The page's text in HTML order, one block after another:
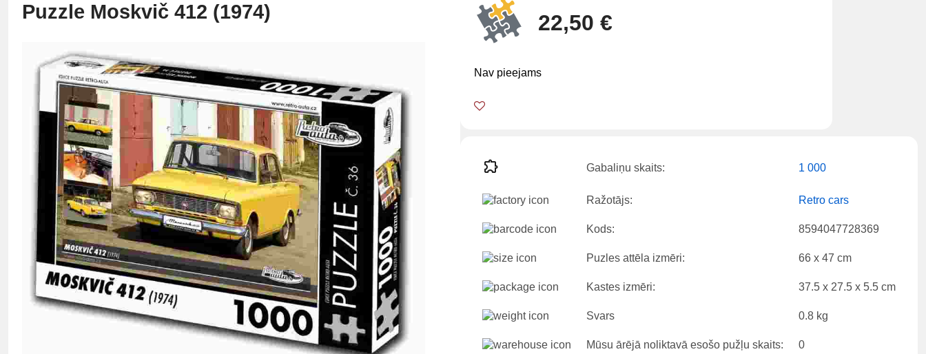
Puzzle Moskvič 412 (1974) 22,50 €
Nav pieejams
Gabaliņu skaits: 1 000
Ražotājs: Retro cars
Kods: 8594047728369
Puzles attēla izmēri: 66 x 47 cm
Kastes izmēri: 37.5 x 27.5 x 5.5 cm
Svars 0.8 kg
Mūsu ārējā noliktavā esošo pužļu skaits: 0